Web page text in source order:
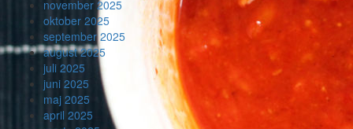
november 2025
oktober 2025
september 2025
august 2025
juli 2025
juni 2025
maj 2025
april 2025